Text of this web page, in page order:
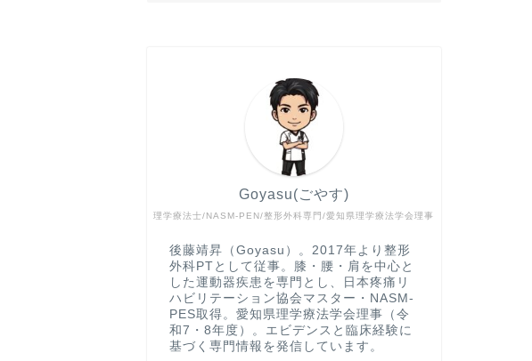
理学療法士/NASM-PEN/整形外科専門/愛知県理学療法学会理事
Goyasu(ごやす)
後藤靖昇（Goyasu）。2017年より整形
外科PTとして従事。膝・腰・肩を中心と
した運動器疾患を専門とし、日本疼痛リ
ハビリテーション協会マスター・NASM-
PES取得。愛知県理学療法学会理事（令
和7・8年度）。エビデンスと臨床経験に
基づく専門情報を発信しています。